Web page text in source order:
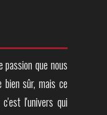
que nous
bien sûr, mais ce
l'univers qui